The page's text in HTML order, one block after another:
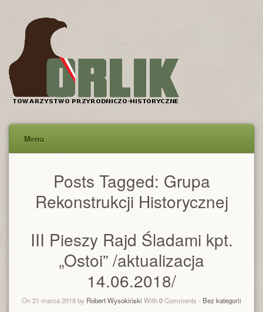
Menu
Posts Tagged: Grupa
Rekonstrukcji Historycznej
III Pieszy Rajd Śladami kpt.
„Ostoi” /aktualizacja
14.06.2018/
On 21 marca 2018 by Robert Wysokiński With0Comments - Bez kategorii